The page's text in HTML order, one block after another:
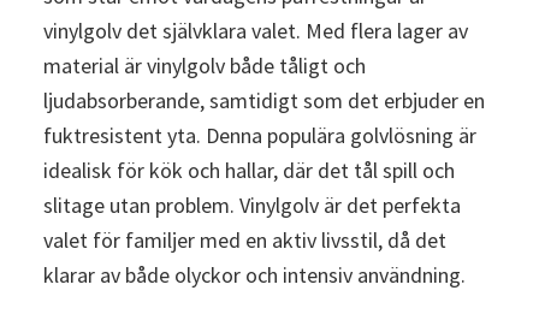
vinylgolv det självklara valet. Med flera lager av
material är vinylgolv både tåligt och
ljudabsorberande, samtidigt som det erbjuder en
fuktresistent yta. Denna populära golvlösning är
idealisk för kök och hallar, där det tål spill och
slitage utan problem. Vinylgolv är det perfekta
valet för familjer med en aktiv livsstil, då det
klarar av både olyckor och intensiv användning.